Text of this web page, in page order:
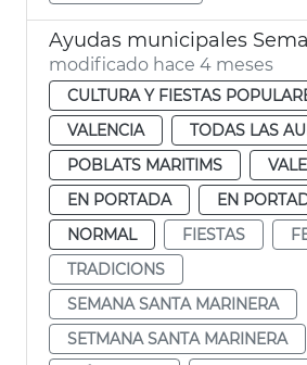
modificado hace 4 meses
CULTURA Y FIESTAS
VALENCIA
TODAS LAS
POBLATS MARITIMS
EN PORTADA
EN
NORMAL
FIESTAS
TRADICIONS
SEMANA SANTA MARINERA
SETMANA SANTA MARINERA